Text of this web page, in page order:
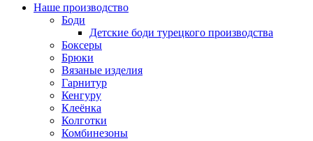
Наше производство
Боди
Детские боди турецкого производства
Боксеры
Брюки
Вязаные изделия
Гарнитур
Кенгуру
Клеёнка
Колготки
Комбинезоны